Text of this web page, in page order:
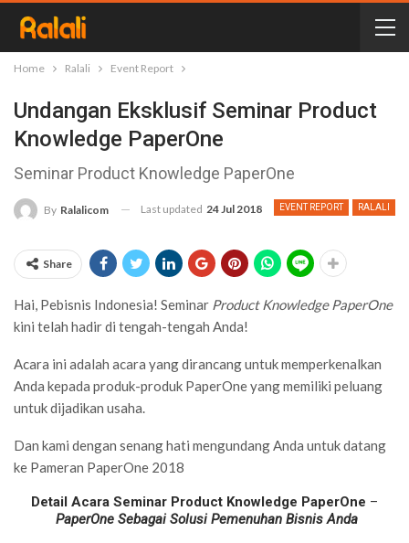
Home Ralali Event Report
Undangan Eksklusif Seminar Product
Knowledge PaperOne
Seminar Product Knowledge PaperOne
EVENT REPORT RALALI
By Ralalicom Last updated 24 Jul 2018
Share
Hai, Pebisnis Indonesia! Seminar Product Knowledge PaperOne
kini telah hadir di tengah-tengah Anda!
Acara ini adalah acara yang dirancang untuk memperkenalkan
Anda kepada produk-produk PaperOne yang memiliki peluang
untuk dijadikan usaha.
Dan kami dengan senang hati mengundang Anda untuk datang
ke Pameran PaperOne 2018
Detail Acara Seminar Product Knowledge PaperOne –
PaperOne Sebagai Solusi Pemenuhan Bisnis Anda